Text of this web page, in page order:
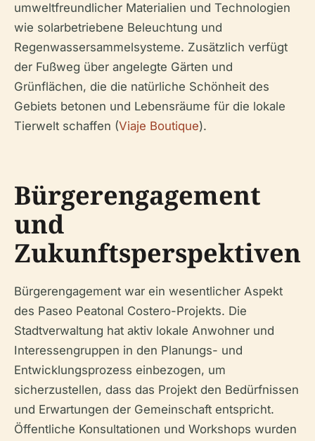
umweltfreundlicher Materialien und Technologien
wie solarbetriebene Beleuchtung und
Regenwassersammelsysteme. Zusätzlich verfügt
der Fußweg über angelegte Gärten und
Grünflächen, die die natürliche Schönheit des
Gebiets betonen und Lebensräume für die lokale
Tierwelt schaffen (Viaje Boutique).
Bürgerengagement
und
Zukunftsperspektiven
Bürgerengagement war ein wesentlicher Aspekt
des Paseo Peatonal Costero-Projekts. Die
Stadtverwaltung hat aktiv lokale Anwohner und
Interessengruppen in den Planungs- und
Entwicklungsprozess einbezogen, um
sicherzustellen, dass das Projekt den Bedürfnissen
und Erwartungen der Gemeinschaft entspricht.
Öffentliche Konsultationen und Workshops wurden